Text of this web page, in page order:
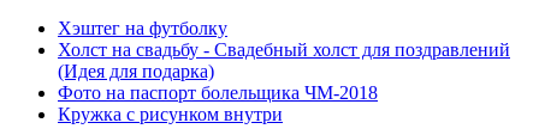
Хэштег на футболку
Холст на свадьбу - Свадебный холст для поздравлений
(Идея для подарка)
Фото на паспорт болельщика ЧМ-2018
Кружка с рисунком внутри